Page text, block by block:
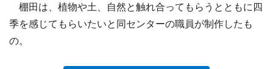
棚田は、植物や土、自然と触れ合ってもらうとともに四
季を感じてもらいたいと同センターの職員が制作したも
の。